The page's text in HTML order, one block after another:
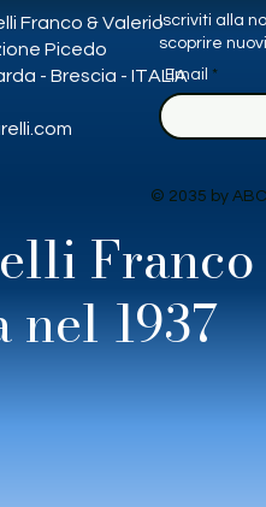
Franco & Valerio
Picedo
- Brescia - ITALIA
Iscriviti alla
scoprire
Email
© 2035 by
nel 1937